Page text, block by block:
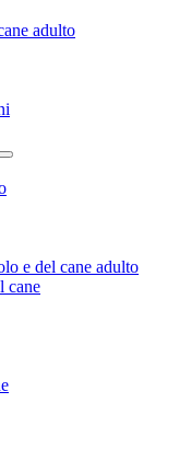
adulto
e del cane adulto
cane